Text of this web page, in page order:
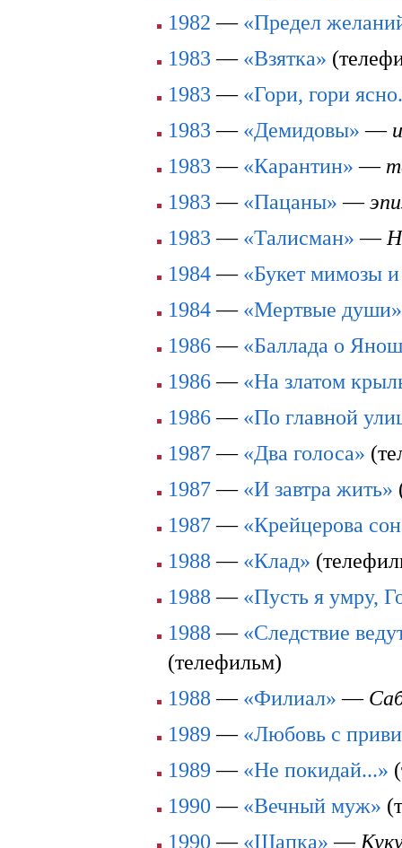
1982 — «Предел
1983 — «Взятка»
1983 — «Гори, гори
1983 — «Демидовы» —
1983 — «Карантин» —
1983 — «Пацаны» —
1983 — «Талисман» —
1984— «Букет мимозы
1984— «Мертвые души»
1986— «Баллада о
1986— «На златом
1986— «По главной
1987— «Два голоса»
1987— «И завтра жить»
1987— «Крейцерова
1988 — «Клад»
1988 — «Пусть я умру,
1988 — «Следствие
(телефильм)
1988 — «Филиал» —
1989 — «Любовь с
1989 — «Не покидай...»
1990 — «Вечный муж»
1990 — «Шапка» —